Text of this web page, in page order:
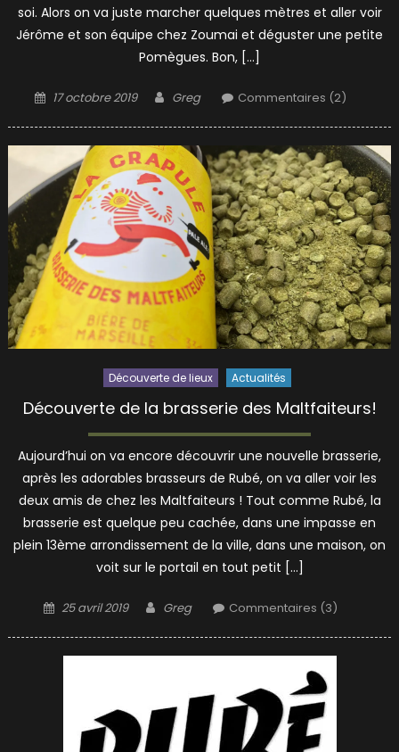
soi. Alors on va juste marcher quelques mètres et aller voir
Jérôme et son équipe chez Zoumai et déguster une petite
Pomègues. Bon, […]
Posted
17 octobre 2019 Author
Greg Commentaires (2)
Découverte de lieux Actualités
Découverte de la brasserie des Maltfaiteurs!
Aujourd’hui on va encore découvrir une nouvelle brasserie,
après les adorables brasseurs de Rubé, on va aller voir les
deux amis de chez les Maltfaiteurs ! Tout comme Rubé, la
brasserie est quelque peu cachée, dans une impasse en
plein 13ème arrondissement de la ville, dans une maison, on
voit sur le portail en tout petit […]
Posted
25 avril 2019 Author
Greg Commentaires (3)